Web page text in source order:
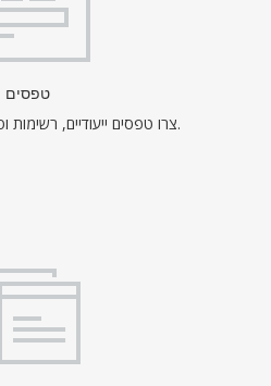
טפסים
צרו טפסים ייעודיים, רשימות וסקרים ייחודיים עבורכם.